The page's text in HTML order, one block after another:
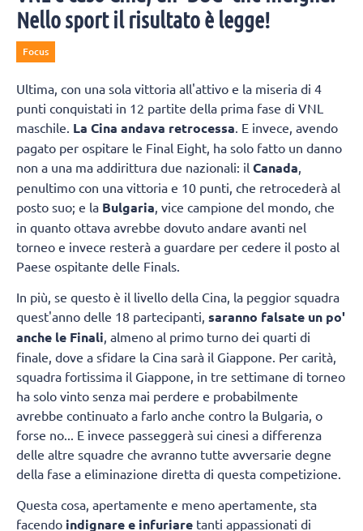
Nello sport il risultato è legge!
Focus
Ultima, con una sola vittoria all'attivo e la miseria di 4
punti conquistati in 12 partite della prima fase di VNL
maschile. La Cina andava retrocessa . E invece, avendo
pagato per ospitare le Final Eight, ha solo fatto un danno
non a una ma addirittura due nazionali: il Canada
penultimo con una vittoria e 10 punti, che retrocederà al
posto suo; e la Bulgaria , vice campione del mondo, che
in quanto ottava avrebbe dovuto andare avanti nel
torneo e invece resterà a guardare per cedere il posto al
Paese ospitante delle Finals.
In più, se questo è il livello della Cina, la peggior squadra
quest'anno delle 18 partecipanti, saranno falsate un po'
anche le Finali, almeno al primo turno dei quarti di
finale, dove a sfidare la Cina sarà il Giappone. Per carità,
squadra fortissima il Giappone, in tre settimane di torneo
ha solo vinto senza mai perdere e probabilmente
avrebbe continuato a farlo anche contro la Bulgaria, o
forse no... E invece passeggerà sui cinesi a differenza
delle altre squadre che avranno tutte avversarie degne
della fase a eliminazione diretta di questa competizione.
Questa cosa, apertamente e meno apertamente, sta
facendo indignare e infuriare tanti appassionati di